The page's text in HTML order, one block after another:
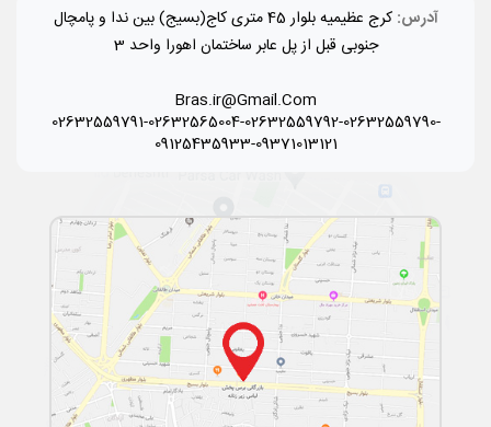
آدرس:
کرج عظیمیه بلوار 45 متری کاج(بسیج) بین ندا و پامچال
جنوبی قبل از پل عابر ساختمان اهورا واحد 3
Bras.ir@Gmail.Com
02632559791-02632565004-02632559792-02632559790-
09125435933-09371013121